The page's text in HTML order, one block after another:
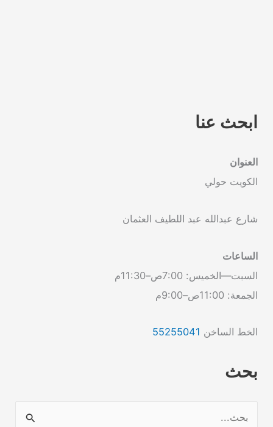
ابحث عنا
العنوان
الكويت حولي
شارع عبدالله عبد اللطيف العثمان
الساعات
السبت—الخميس: 7:00ص–11:30م
الجمعة: 11:00ص–9:00م
الخط الساخن 55255041
بحث